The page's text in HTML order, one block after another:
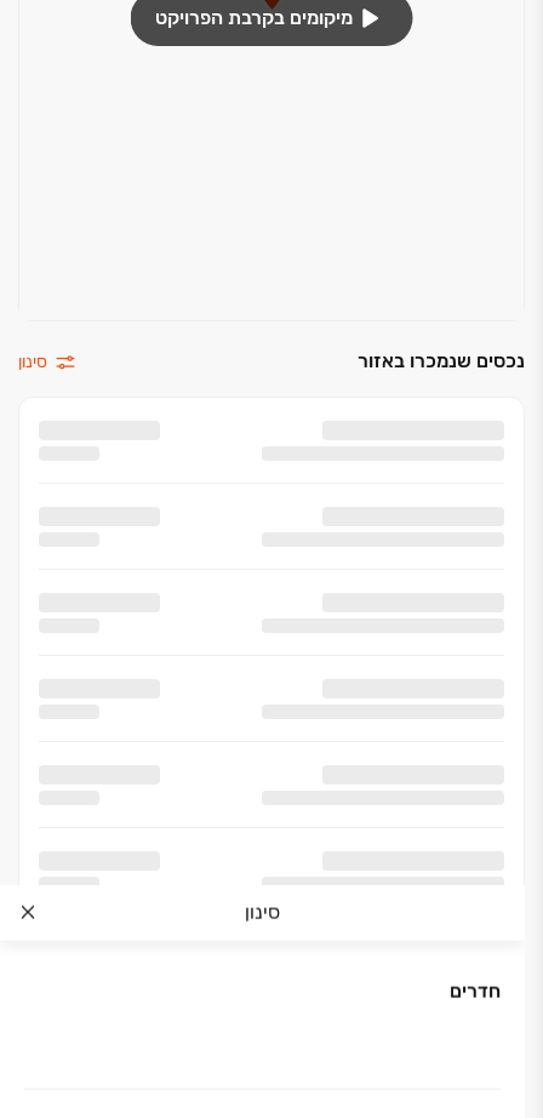
מיקומים בקרבת הפרויקט
נכסים שנמכרו באזור סינון
סינון
חדרים